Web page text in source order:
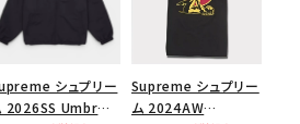
シュプリー
2026SS Umbro
Supreme シュプリー
ム 2024AW